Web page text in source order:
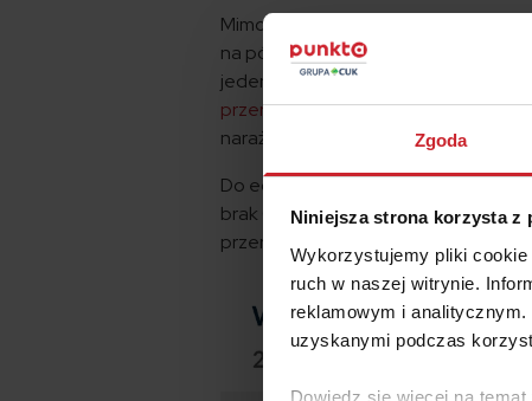
Zgoda
Niniejsza strona korzysta z
Wykorzystujemy pliki
ruch w naszej witrynie.
reklamowym i
uzyskanymi podczas
Dowiedz się więcej na
Mimo wprowadzonego przez rząd
na później. Jedną z nich jest zakup
jeden dzień przerwy w
przerwę w ubezpieczeniu OC, kto ją
narażać na infekcję ani siebie, ani
Do egzekwowania opłat karnych
brak OC zależy od kilku czynników,
przerwy w ubezpieczeniu OC,